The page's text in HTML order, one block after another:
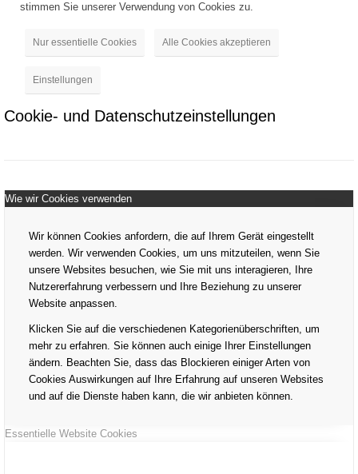
stimmen Sie unserer Verwendung von Cookies zu.
Nur essentielle Cookies Alle Cookies akzeptieren
Einstellungen
Cookie- und Datenschutzeinstellungen
Wie wir Cookies verwenden
Wir können Cookies anfordern, die auf Ihrem Gerät eingestellt
werden. Wir verwenden Cookies, um uns mitzuteilen, wenn Sie
unsere Websites besuchen, wie Sie mit uns interagieren, Ihre
Nutzererfahrung verbessern und Ihre Beziehung zu unserer
Website anpassen.
Klicken Sie auf die verschiedenen Kategorienüberschriften, um
mehr zu erfahren. Sie können auch einige Ihrer Einstellungen
ändern. Beachten Sie, dass das Blockieren einiger Arten von
Cookies Auswirkungen auf Ihre Erfahrung auf unseren Websites
und auf die Dienste haben kann, die wir anbieten können.
Essentielle Website Cookies